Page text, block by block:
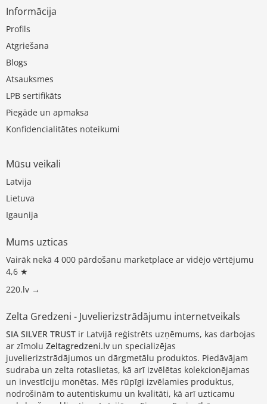
Informācija
Profils
Atgriešana
Blogs
Atsauksmes
LPB sertifikāts
Piegāde un apmaksa
Konfidencialitātes noteikumi
Mūsu veikali
Latvija
Lietuva
Igaunija
Mums uzticas
Vairāk nekā 4 000 pārdošanu marketplace ar vidējo vērtējumu
4,6 ★
220.lv →
Zelta Gredzeni - Juvelierizstrādājumu internetveikals
SIA SILVER TRUST ir Latvijā reģistrēts uzņēmums, kas darbojas
ar zīmolu Zeltagredzeni.lv un specializējas
juvelierizstrādājumos un dārgmetālu produktos. Piedāvājam
sudraba un zelta rotaslietas, kā arī izvēlētas kolekcionējamas
un investīciju monētas. Mēs rūpīgi izvēlamies produktus,
nodrošinām to autentiskumu un kvalitāti, kā arī uzticamu